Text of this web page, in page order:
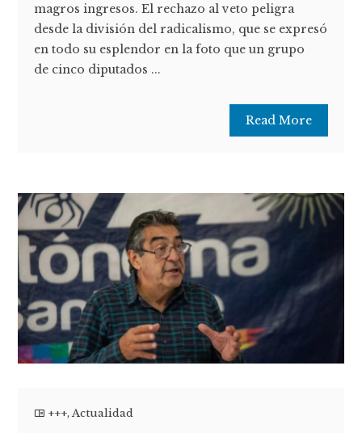
magros ingresos. El rechazo al veto peligra
desde la división del radicalismo, que se expresó
en todo su esplendor en la foto que un grupo
de cinco diputados ...
Read More
+++,Actualidad